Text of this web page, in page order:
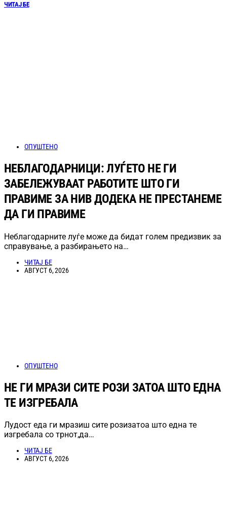
ЧИТАЈ БЕ
ОПУШТЕНО
НЕБЛАГОДАРНИЦИ: ЛУЃЕТО НЕ ГИ
ЗАБЕЛЕЖУВААТ РАБОТИТЕ ШТО ГИ
ПРАВИМЕ ЗА НИВ ДОДЕКА НЕ ПРЕСТАНЕМЕ
ДА ГИ ПРАВИМЕ
Неблагодарните луѓе може да бидат голем предизвик за
справување, а разбирањето на…
ЧИТАЈ БЕ
АВГУСТ 6, 2026
ОПУШТЕНО
НЕ ГИ МРАЗИ СИТЕ РОЗИ ЗАТОА ШТО ЕДНА
ТЕ ИЗГРЕБАЛА
Лудост еда ги мразиш сите розизатоа што една те
изгребала со трнот,да…
ЧИТАЈ БЕ
АВГУСТ 6, 2026